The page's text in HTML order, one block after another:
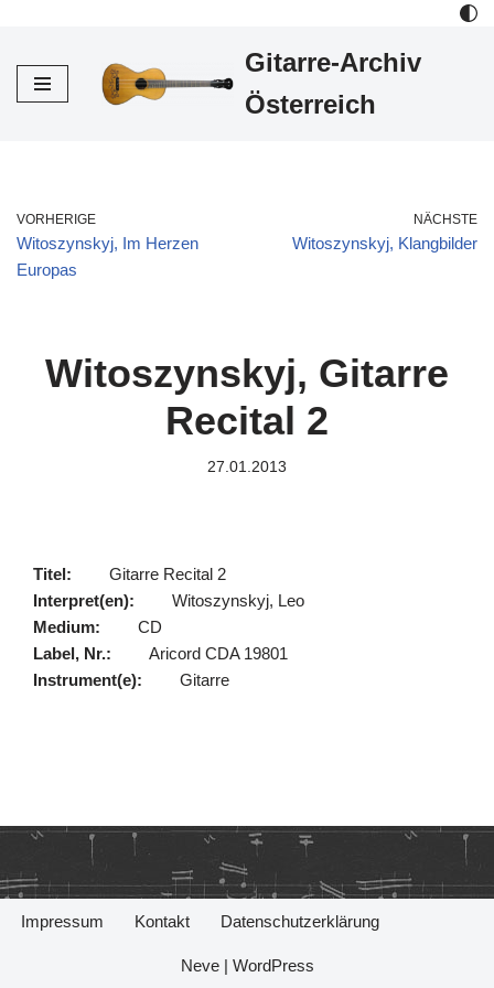
Inhalt
Gitarre-Archiv
Österreich
VORHERIGE
Witoszynskyj, Im Herzen
Europas
NÄCHSTE
Witoszynskyj, Klangbilder
Witoszynskyj, Gitarre
Recital 2
27.01.2013
Titel:
Gitarre Recital 2
Interpret(en):
Witoszynskyj, Leo
Medium:
CD
Label, Nr.:
Aricord CDA 19801
Instrument(e):
Gitarre
Impressum Kontakt Datenschutzerklärung
Neve| WordPress